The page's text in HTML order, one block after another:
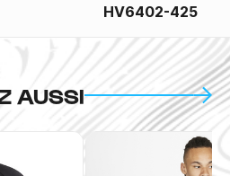
HV6402-425
AUSSI